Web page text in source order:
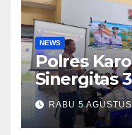
NEWS
Polres
Sinergitas
Pelatihan
Mitigasi
RABU 5